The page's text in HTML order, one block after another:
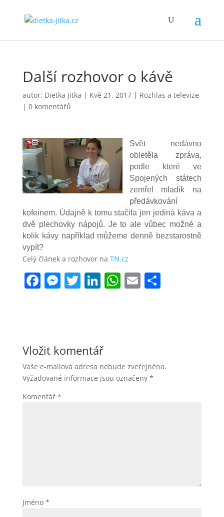
Další rozhovor o kávě
autor: Dietka Jitka | Kvě 21, 2017| Rozhlas a televize
| 0 komentářů
Svět nedávno
obletěla zpráva,
podle které ve
Spojených státech
zemřel mladík na
předávkování
kofeinem. Údajně k tomu stačila jen jediná káva a
dvě plechovky nápojů. Je to ale vůbec možné a
kolik kávy například můžeme denně bezstarostně
vypít?
Celý článek a rozhovor na TN.cz
F
b
o
o
k
M
n
g
er
T Li
dI
n
W
p
p
E S
Vložit komentář
Vaše e-mailová adresa nebude zveřejněna.
Vyžadované informace jsou označeny *
Komentář *
Jméno *